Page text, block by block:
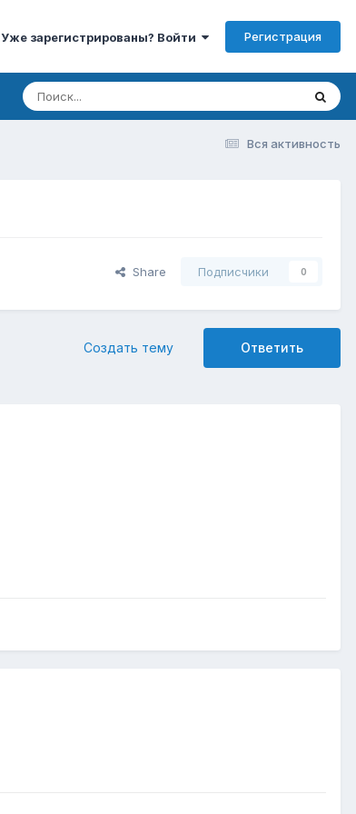
Уже зарегистрированы? Войти Регистрация
Вся активность
Share Подписчики 0
Ответить
Создать тему